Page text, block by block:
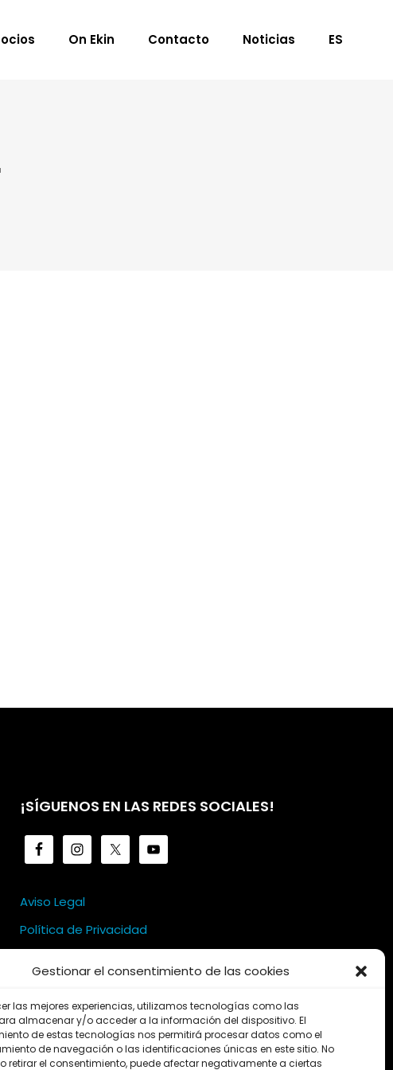
Gestionar el consentimiento de las cookies
las mejores experiencias, utilizamos tecnologías como las
almacenar y/o acceder a la información del dispositivo. El
de estas tecnologías nos permitirá procesar datos como el
de navegación o las identificaciones únicas en este sitio. No
retirar el consentimiento, puede afectar negativamente a ciertas
On Ekin Contacto Noticias ES
¡SÍGUENOS EN LAS REDES SOCIALES!
Aviso Legal
Política de Privacidad